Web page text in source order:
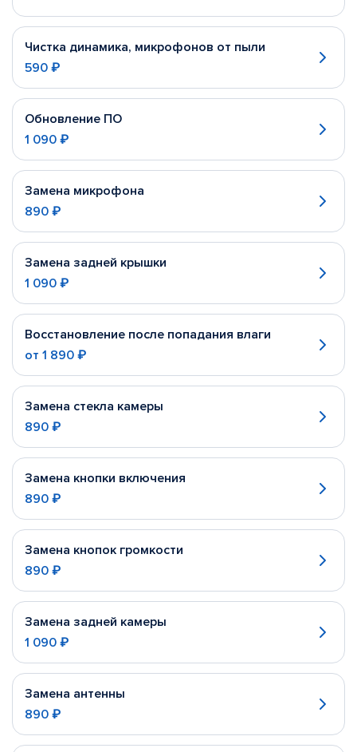
Чистка динамика, микрофонов от пыли
590 ₽
Обновление ПО
1 090 ₽
Замена микрофона
890 ₽
Замена задней крышки
1 090 ₽
Восстановление после попадания влаги
от 1 890 ₽
Замена стекла камеры
890 ₽
Замена кнопки включения
890 ₽
Замена кнопок громкости
890 ₽
Замена задней камеры
1 090 ₽
Замена антенны
890 ₽